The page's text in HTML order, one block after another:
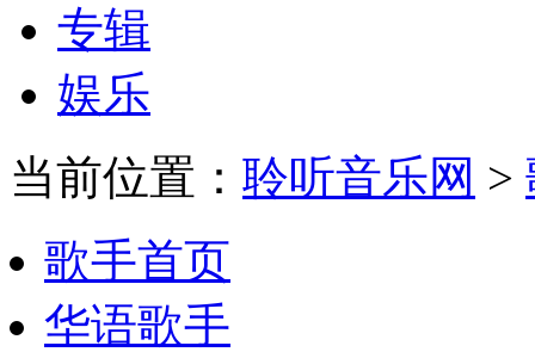
专辑
娱乐
当前位置： 聆听音乐网 >
歌手首页
华语歌手